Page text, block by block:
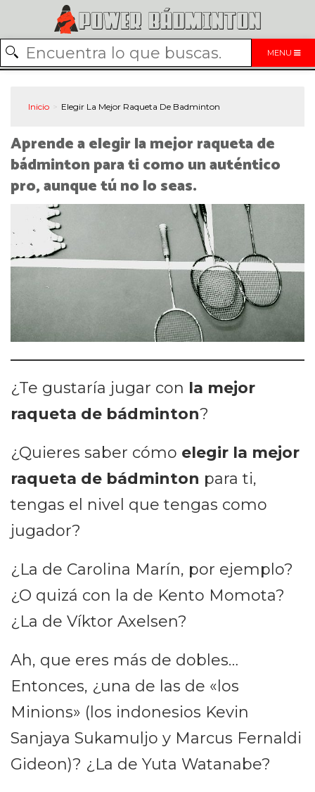
MENU
Inicio Elegir La Mejor Raqueta De Badminton
Aprende a elegir la mejor raqueta de
bádminton para ti como un auténtico
pro, aunque tú no lo seas.
¿Te gustaría jugar con la mejor
raqueta de bádminton?
¿Quieres saber cómo elegir la mejor
raqueta de bádminton para ti,
tengas el nivel que tengas como
jugador?
¿La de Carolina Marín, por ejemplo?
¿O quizá con la de Kento Momota?
¿La de Víktor Axelsen?
Ah, que eres más de dobles…
Entonces, ¿una de las de «los
Minions» (los indonesios Kevin
Sanjaya Sukamuljo y Marcus Fernaldi
Gideon)? ¿La de Yuta Watanabe?